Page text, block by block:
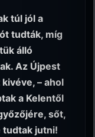
túl jól a
tudták, míg
álló
Az Újpest
– ahol
a Kelentől
sőt,
tudtak jutni!